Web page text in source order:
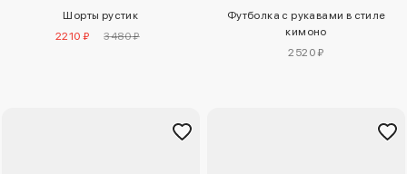
Шорты рустик
2210 ₽
3480 ₽
Футболка с рукавами в стиле
кимоно
2520 ₽